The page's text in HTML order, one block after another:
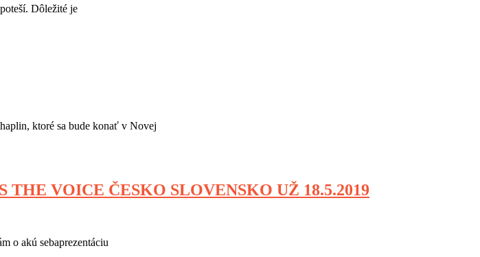
Dôležité je
ktoré sa bude konať v Novej
VOICE ČESKO SLOVENSKO UŽ 18.5.2019
o akú sebaprezentáciu